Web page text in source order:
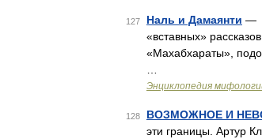
127 Наль и Дамаянти —
«вставных»
«Махабхараты»,
Энциклопедия
128 ВОЗМОЖНОЕ И
эти границы. Артур